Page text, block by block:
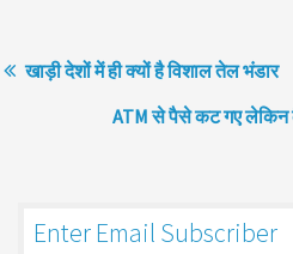
खाड़ी देशों में ही क्यों है व‍िशाल तेल भंडार
ATM से पैसे कट गए लेकिन
Enter Email Subscriber